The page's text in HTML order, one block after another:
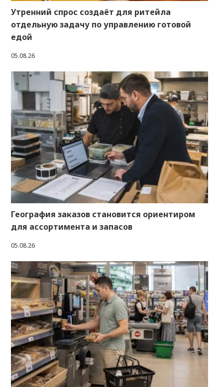
Утренний спрос создаёт для ритейла
отдельную задачу по управлению готовой
едой
05.08.26
География заказов становится ориентиром
для ассортимента и запасов
05.08.26